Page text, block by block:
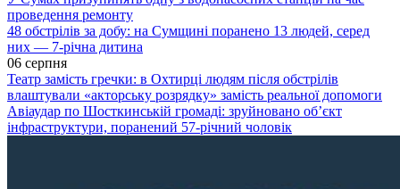
проведення ремонту
48 обстрілів за добу: на Сумщині поранено 13 людей, серед
них — 7-річна дитина
06 серпня
Театр замість гречки: в Охтирці людям після обстрілів
влаштували «акторську розрядку» замість реальної допомоги
Авіаудар по Шосткинській громаді: зруйновано об’єкт
інфраструктури, поранений 57-річний чоловік